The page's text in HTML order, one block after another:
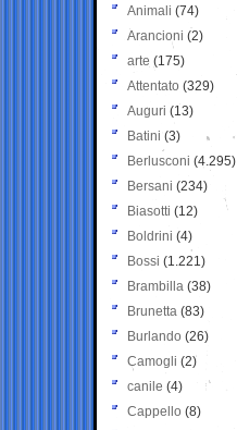
Animali (74)
Arancioni (2)
arte (175)
Attentato (329)
Auguri (13)
Batini (3)
Berlusconi (4.295)
Bersani (234)
Biasotti (12)
Boldrini (4)
Bossi (1.221)
Brambilla (38)
Brunetta (83)
Burlando (26)
Camogli (2)
canile (4)
Cappello (8)